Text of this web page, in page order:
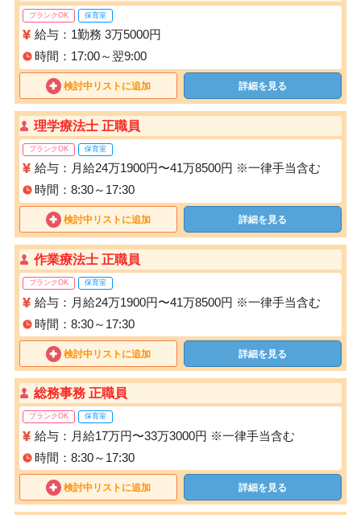
ブランクOK 保育室
給与：1勤務 3万5000円
時間：17:00～翌9:00
検討中リストに追加 詳細を見る
理学療法士 正職員
ブランクOK 保育室
給与：月給24万1900円〜41万8500円 ※一律手当含む
時間：8:30～17:30
検討中リストに追加 詳細を見る
作業療法士 正職員
ブランクOK 保育室
給与：月給24万1900円〜41万8500円 ※一律手当含む
時間：8:30～17:30
検討中リストに追加 詳細を見る
総務事務 正職員
ブランクOK 保育室
給与：月給17万円〜33万3000円 ※一律手当含む
時間：8:30～17:30
検討中リストに追加 詳細を見る